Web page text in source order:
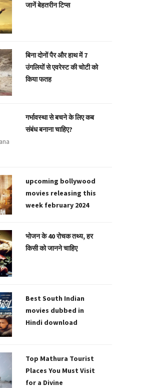
जानें बेहतरीन टिप्स
बिना दोनों पैर और हाथ में 7
उंगलियों से एवरेस्ट की चोटी को
किया फतह
गर्भावस्था से बचने के लिए कब
संबंध बनाना चाहिए?
upcoming bollywood
movies releasing this
week february 2024
भोजन के 40 रोचक तथ्य, हर
किसी को जानने चाहिए
Best South Indian
movies dubbed in
Hindi download
Top Mathura Tourist
Places You Must Visit
for a Divine